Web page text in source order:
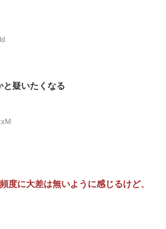
と疑いたくなる
度に大差は無いように感じるけど、